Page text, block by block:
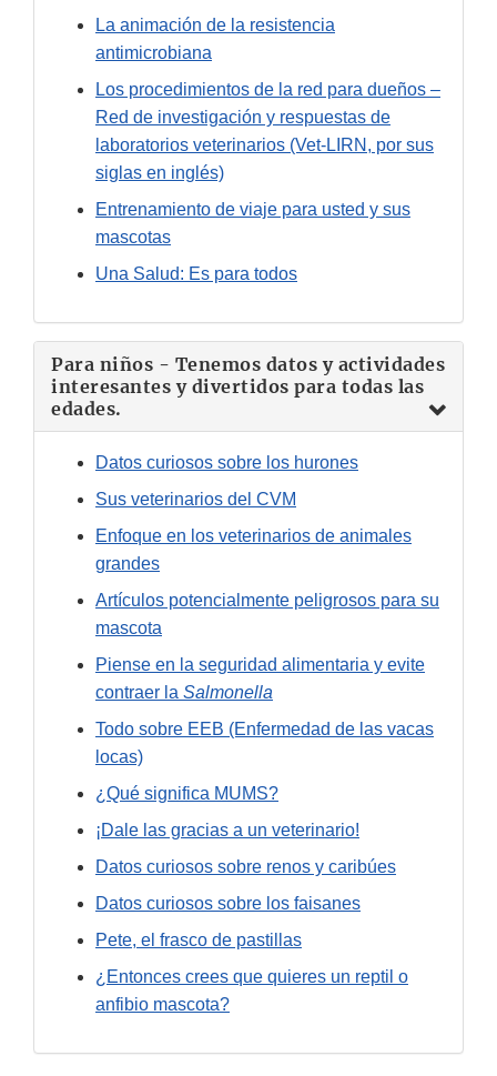
La animación de la resistencia
antimicrobiana
Los procedimientos de la red para dueños –
Red de investigación y respuestas de
laboratorios veterinarios (Vet-LIRN, por sus
siglas en inglés)
Entrenamiento de viaje para usted y sus
mascotas
Una Salud: Es para todos
Para niños - Tenemos datos y actividades
interesantes y divertidos para todas las
edades.
Datos curiosos sobre los hurones
Sus veterinarios del CVM
Enfoque en los veterinarios de animales
grandes
Artículos potencialmente peligrosos para su
mascota
Piense en la seguridad alimentaria y evite
contraer la Salmonella
Todo sobre EEB (Enfermedad de las vacas
locas)
¿Qué significa MUMS?
¡Dale las gracias a un veterinario!
Datos curiosos sobre renos y caribúes
Datos curiosos sobre los faisanes
Pete, el frasco de pastillas
¿Entonces crees que quieres un reptil o
anfibio mascota?